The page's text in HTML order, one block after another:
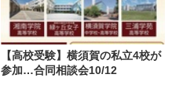
【高校受験】横須賀の私立4校が
参加…合同相談会10/12